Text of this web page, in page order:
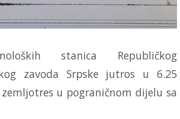
stanica Republičkog
zavoda Srpske jutros u 6.25
u pograničnom dijelu sa